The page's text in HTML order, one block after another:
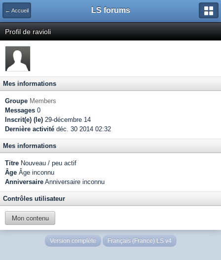
← Accueil LS forums
Profil de ravioli
Mes informations
Groupe Members
Messages 0
Inscrit(e) (le) 29-décembre 14
Dernière activité déc. 30 2014 02:32
Mes informations
Titre Nouveau / peu actif
Âge Âge inconnu
Anniversaire Anniversaire inconnu
Contrôles utilisateur
Mon contenu
Version complète Français (France) LS v4